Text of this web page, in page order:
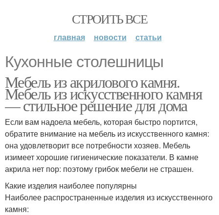
СТРОИТЬ ВСЕ
главная новости статьи
Кухонные столешницы
Мебель из акрилового камня.
Мебель из искусственного камня
— стильное решение для дома
Если вам надоела мебель, которая быстро портится,
обратите внимание на мебель из искусственного камня:
она удовлетворит все потребности хозяев. Мебель
изимеет хорошие гигиенические показатели. В камне
акрила нет пор: поэтому грибок мебели не страшен.
Какие изделия наиболее популярны
Наиболее распространенные изделия из искусственного
камня: